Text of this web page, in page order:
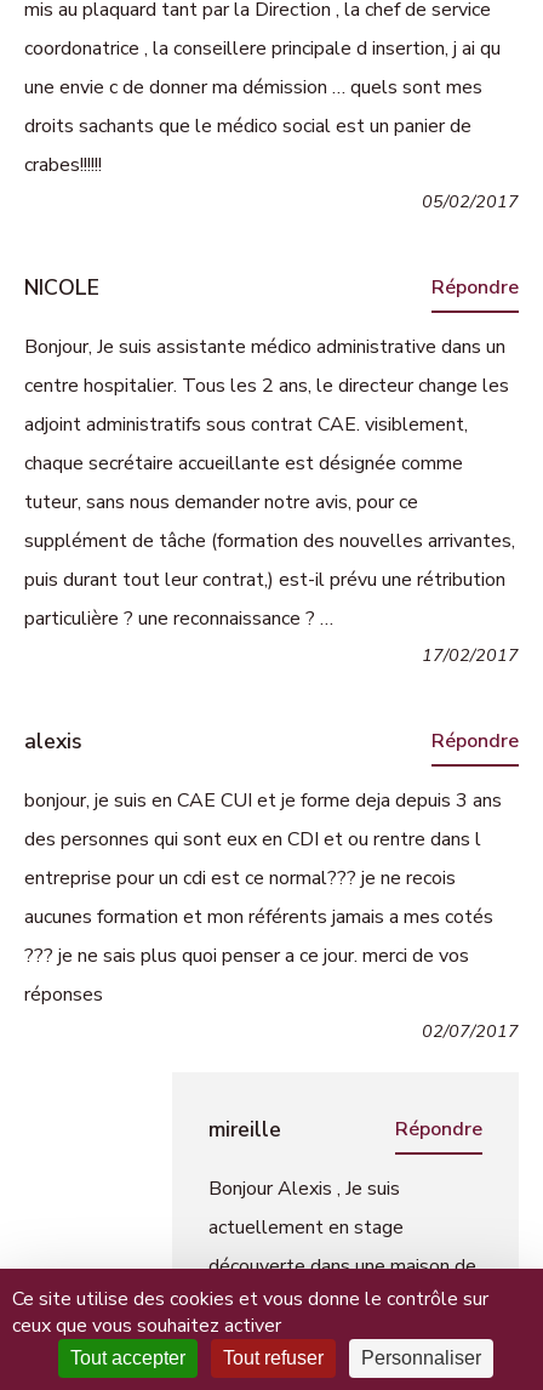
Ce site utilise des cookies et vous donne le contrôle sur
ceux que vous souhaitez activer
Tout accepter Tout refuser Personnaliser
mis au plaquard tant par la Direction , la chef de service
coordonatrice , la conseillere principale d insertion, j ai qu
une envie c de donner ma démission … quels sont mes
droits sachants que le médico social est un panier de
crabes!!!!!!
05/02/2017
NICOLE Répondre
Bonjour, Je suis assistante médico administrative dans un
centre hospitalier. Tous les 2 ans, le directeur change les
adjoint administratifs sous contrat CAE. visiblement,
chaque secrétaire accueillante est désignée comme
tuteur, sans nous demander notre avis, pour ce
supplément de tâche (formation des nouvelles arrivantes,
puis durant tout leur contrat,) est-il prévu une rétribution
particulière ? une reconnaissance ? …
17/02/2017
alexis Répondre
bonjour, je suis en CAE CUI et je forme deja depuis 3 ans
des personnes qui sont eux en CDI et ou rentre dans l
entreprise pour un cdi est ce normal??? je ne recois
aucunes formation et mon référents jamais a mes cotés
??? je ne sais plus quoi penser a ce jour. merci de vos
réponses
02/07/2017
mireille Répondre
Bonjour Alexis , Je suis
actuellement en stage
découverte dans une maison de
retraite , celles qui me forme ne
sont pas embauchés , il y en a
une qui est la depuis 6 mois ,